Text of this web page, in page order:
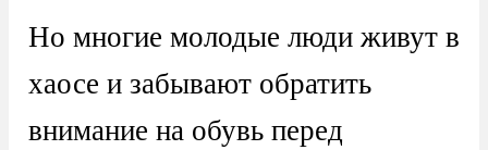
Но многие молодые люди живут в
хаосе и забывают обратить
внимание на обувь перед